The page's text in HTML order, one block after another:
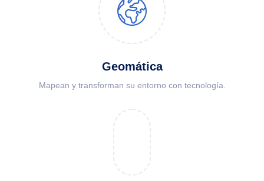
Geomática
Mapean y transforman su entorno con tecnología.